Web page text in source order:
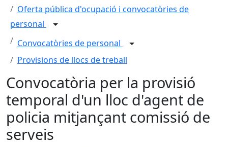
Oferta pública d'ocupació i convocatòries de
personal
Convocatòries de personal
Provisions de llocs de treball
Convocatòria per la provisió
temporal d'un lloc d'agent de
policia mitjançant comissió de
serveis